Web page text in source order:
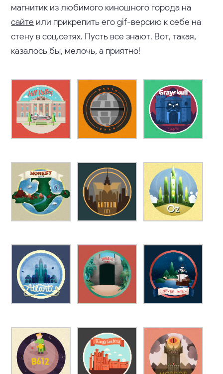
магнитик из любимого киношного города на
сайте или прикрепить его gif-версию к себе на
стену в соц.сетях. Пусть все знают. Вот, такая,
казалось бы, мелочь, а приятно!